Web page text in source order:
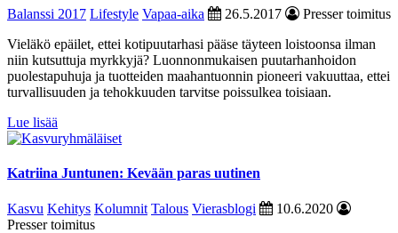
Balanssi 2017 Lifestyle Vapaa-aika 26.5.2017
Presser toimitus
Vieläkö epäilet, ettei kotipuutarhasi pääse täyteen loistoonsa ilman
niin kutsuttuja myrkkyjä? Luonnonmukaisen puutarhanhoidon
puolestapuhuja ja tuotteiden maahantuonnin pioneeri vakuuttaa, ettei
turvallisuuden ja tehokkuuden tarvitse poissulkea toisiaan.
Lue lisää
Katriina Juntunen: Kevään paras uutinen
Kasvu Kehitys Kolumnit Talous Vierasblogi
10.6.2020
Presser toimitus